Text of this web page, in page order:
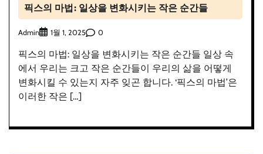
픽스의 마법: 일상을 변화시키는 작은 순간들
Admin 1월 1, 2025 0
픽스의 마법: 일상을 변화시키는 작은 순간들 일상 속
에서 우리는 크고 작은 순간들이 우리의 삶을 어떻게
변화시킬 수 있는지 자주 잊곤 합니다. ‘픽스의 마법’은
이러한 작은 […]